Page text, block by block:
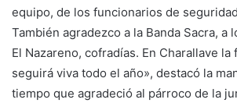
equipo, de los funcionarios de
También agradezco a la Banda Sacra, a
El Nazareno, cofradías. En Charallave
seguirá viva todo el año», destacó la
tiempo que agradeció al párroco de la